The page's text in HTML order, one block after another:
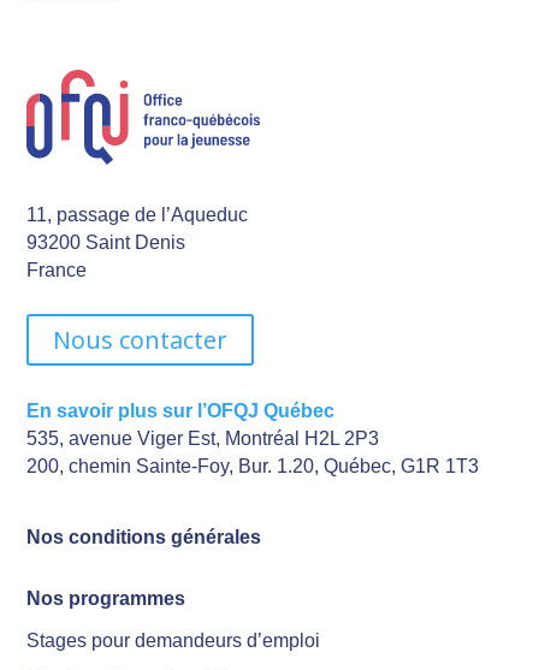
11, passage de l’Aqueduc
93200 Saint Denis
France
Nous contacter
En savoir plus sur l’OFQJ Québec
535, avenue Viger Est, Montréal H2L 2P3
200, chemin Sainte-Foy, Bur. 1.20, Québec, G1R 1T3
Nos conditions générales
Nos programmes
Stages pour demandeurs d’emploi